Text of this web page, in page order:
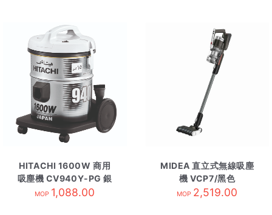
HITACHI 1600W 商用
吸塵機 CV940Y-PG 銀
灰
MOP 1,088.00
MIDEA 直立式無線吸塵
機 VCP7/黑色
MOP 2,519.00